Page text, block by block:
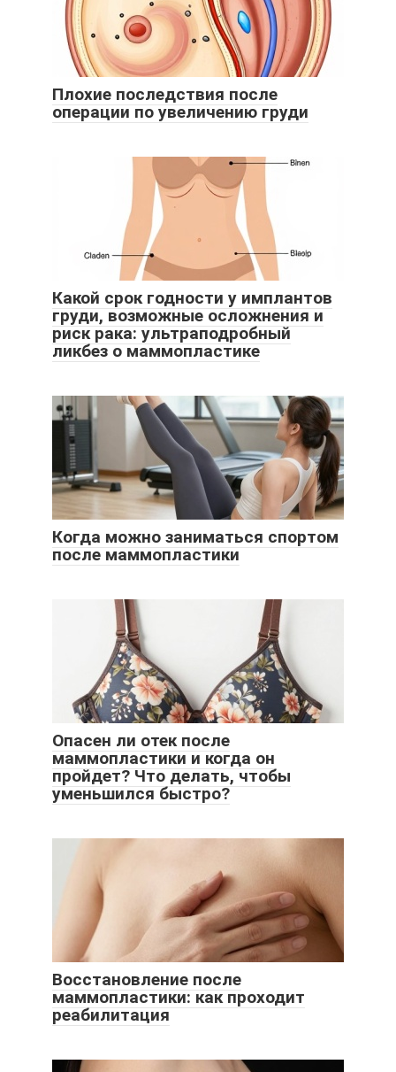
Плохие последствия после
операции по увеличению груди
Какой срок годности у имплантов
груди, возможные осложнения и
риск рака: ультраподробный
ликбез о маммопластике
Когда можно заниматься спортом
после маммопластики
Опасен ли отек после
маммопластики и когда он
пройдет? Что делать, чтобы
уменьшился быстро?
Восстановление после
маммопластики: как проходит
реабилитация